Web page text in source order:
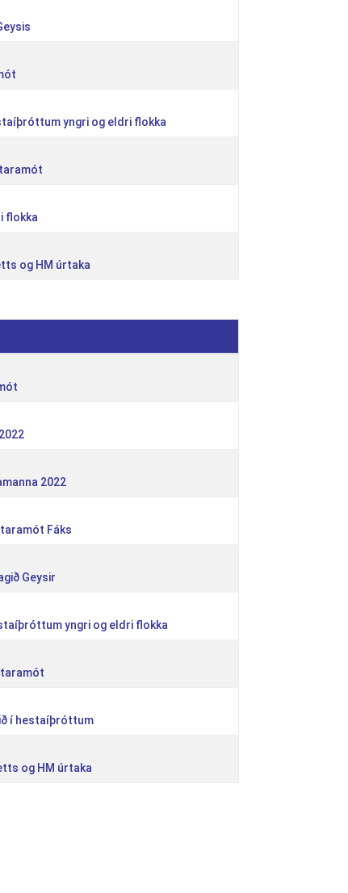
yngri og eldri flokka
flokka
og HM úrtaka
2022
Fáks
Geysir
yngri og eldri flokka
í hestaíþróttum
og HM úrtaka